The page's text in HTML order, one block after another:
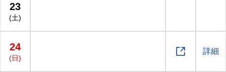
23
(土)
24
(日)  詳細